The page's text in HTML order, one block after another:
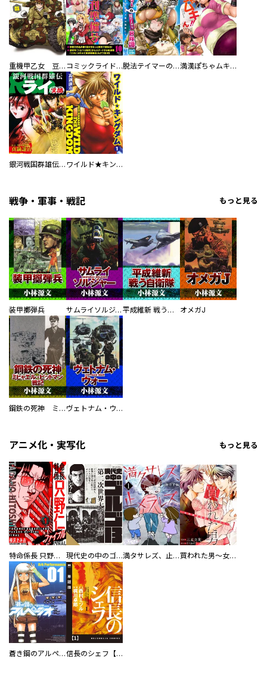
重機甲乙女 豆だけど【電子限定版】 コミックライドアドバンス 脱法テイマーの成り上がり冒険譚 ～Sランク美少女冒険者が俺の獣魔になっテイマす～【単話版】 満漢ぽちゃムキ！！ん 【連載版】
銀河戦国群雄伝ライ 異聞 ワイルド★キングダム
戦争・軍事・戦記 もっと見る
装甲擲弾兵 サムライソルジャー SAMURAI SOLDIER 平成維新 戦う自衛隊 オメガJ
鋼鉄の死神 ミヒャエル・ビットマン戦記 ヴェトナム・ウォー VIETNAM WAR
アニメ化・実写化 もっと見る
特命係長 只野仁ファイナル 愛蔵版 現代史の中のゴルゴ13 満タサレズ、止メラレズ 買われた男～女性限定快感セラピスト～【描き下ろしおまけ付き特装版】
蒼き鋼のアルペジオ 信長のシェフ【単話版】